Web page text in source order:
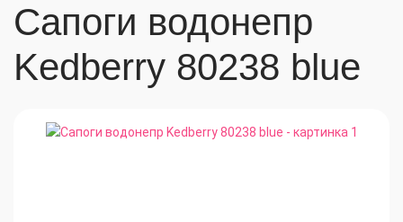
Сапоги водонепр
Kedberry 80238 blue